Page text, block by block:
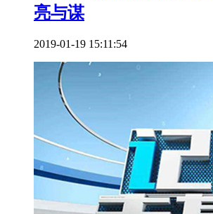
亮与谋
2019-01-19 15:11:54